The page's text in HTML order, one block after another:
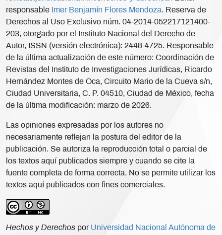
responsable Imer Benjamín Flores Mendoza. Reserva de
Derechos al Uso Exclusivo núm. 04-2014-052217121400-
203, otorgado por el Instituto Nacional del Derecho de
Autor, ISSN (versión electrónica): 2448-4725. Responsable
de la última actualización de este número: Coordinación de
Revistas del Instituto de Investigaciones Jurídicas, Ricardo
Hernández Montes de Oca, Circuito Mario de la Cueva s/n,
Ciudad Universitaria, C. P. 04510, Ciudad de México, fecha
de la última modificación: marzo de 2026.
Las opiniones expresadas por los autores no
necesariamente reflejan la postura del editor de la
publicación. Se autoriza la reproducción total o parcial de
los textos aquí publicados siempre y cuando se cite la
fuente completa de forma correcta. No se permite utilizar los
textos aquí publicados con fines comerciales.
Hechos y Derechos por Universidad Nacional Autónoma de